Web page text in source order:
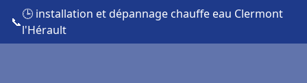
📞
🕒 installation et dépannage chauffe eau Clermont
l'Hérault